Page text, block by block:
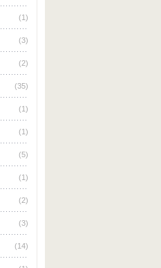
(1)
(3)
(2)
(35)
(1)
(1)
(5)
(1)
(2)
(3)
(14)